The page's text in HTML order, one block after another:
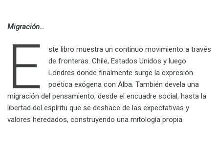
Migración…
E
ste libro muestra un continuo movimiento a través
de fronteras. Chile, Estados Unidos y luego
Londres donde finalmente surge la expresión
poética exógena con Alba. También devela una
migración del pensamiento; desde el encuadre social, hasta la
libertad del espíritu que se deshace de las expectativas y
valores heredados, construyendo una mitología propia.